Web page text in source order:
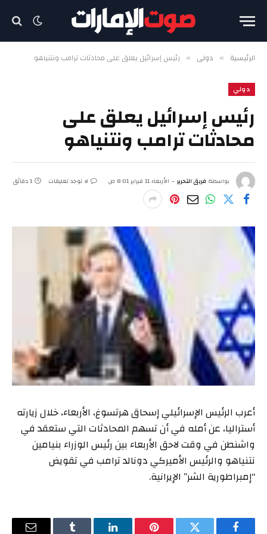
الرئيسية » دولي » رئيس إسرائيل يعلق على محادثات ترامب ونتنياهو
دولي
رئيس إسرائيل يعلق على
محادثات ترامب ونتنياهو
بواسطة فريق التحرير الأربعاء 11 فبراير 8:01 ص لا توجد تعليقات 1 دقائق
أعرب الرئيس الإسرائيلي إسحاق هرتسوغ، الأربعاء، خلال زيارته
أستراليا، عن أمله في أن تسهم المحادثات التي ستعقد في
واشنطن في وقت لاحق الأربعاء بين رئيس الوزراء بنيامين
نتنياهو والرئيس الأميركي دونالد ترامب في تقويض
“إمبراطورية الشر” الإيرانية.